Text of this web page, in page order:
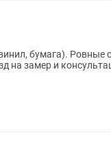
бумага). Ровные
и консультация